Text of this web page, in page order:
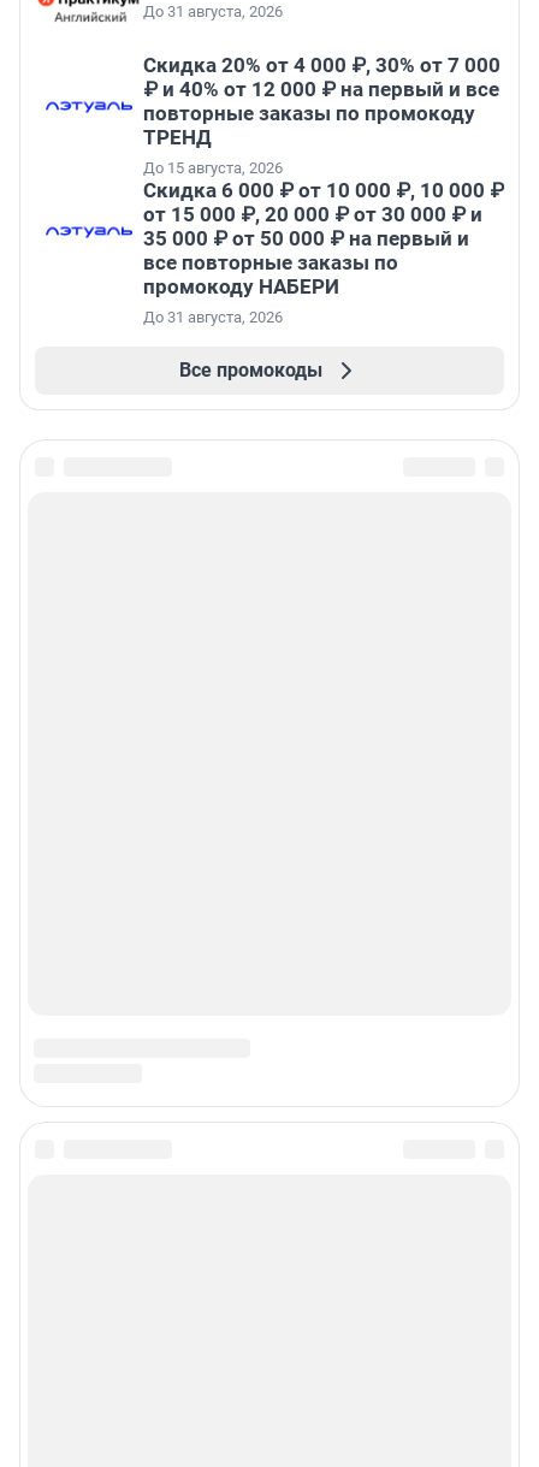
До 31 августа, 2026
Скидка 20% от 4 000 ₽, 30% от 7 000
₽ и 40% от 12 000 ₽ на первый и все
повторные заказы по промокоду
ТРЕНД
До 15 августа, 2026
Скидка 6 000 ₽ от 10 000 ₽, 10 000 ₽
от 15 000 ₽, 20 000 ₽ от 30 000 ₽ и
35 000 ₽ от 50 000 ₽ на первый и
все повторные заказы по
промокоду НАБЕРИ
До 31 августа, 2026
Все промокоды